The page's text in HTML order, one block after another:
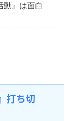
動』は面白
打ち切